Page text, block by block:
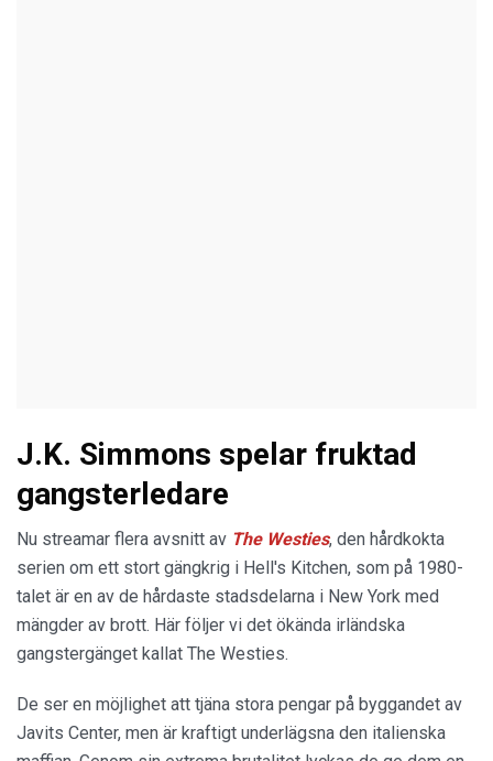
J.K. Simmons spelar fruktad
gangsterledare
Nu streamar flera avsnitt av The Westies, den hårdkokta
serien om ett stort gängkrig i Hell's Kitchen, som på 1980-
talet är en av de hårdaste stadsdelarna i New York med
mängder av brott. Här följer vi det ökända irländska
gangstergänget kallat The Westies.
De ser en möjlighet att tjäna stora pengar på byggandet av
Javits Center, men är kraftigt underlägsna den italienska